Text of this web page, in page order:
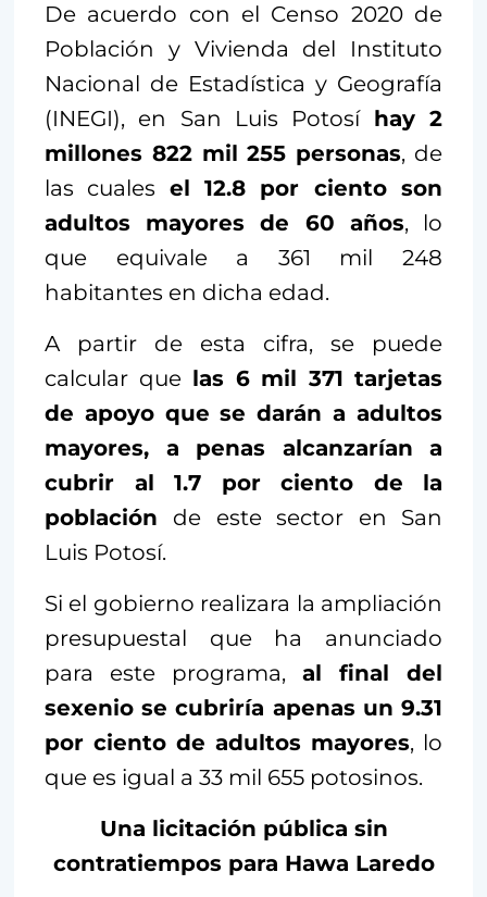
De acuerdo con el Censo 2020 de
Población y Vivienda del Instituto
Nacional de Estadística y Geografía
(INEGI), en San Luis Potosí hay 2
millones 822 mil 255 personas, de
las cuales el 12.8 por ciento son
adultos mayores de 60 años, lo
que equivale a 361 mil 248
habitantes en dicha edad.
A partir de esta cifra, se puede
calcular quelas 6 mil 371 tarjetas
de apoyo que se darán a adultos
mayores, a penas alcanzarían a
cubrir al 1.7 por ciento de la
población de este sector en San
Luis Potosí.
Si el gobierno realizara la ampliación
presupuestal que ha anunciado
para este programa, al final del
sexenio se cubriría apenas un 9.31
por ciento de adultos mayores, lo
que es igual a 33 mil 655 potosinos.
Una licitación pública sin
contratiempos para Hawa Laredo